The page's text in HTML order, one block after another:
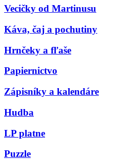
Vecičky od Martinusu
Káva, čaj a pochutiny
Hrnčeky a fľaše
Papiernictvo
Zápisníky a kalendáre
Hudba
LP platne
Puzzle